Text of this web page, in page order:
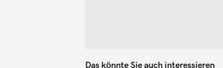
Das könnte Sie auch interessieren